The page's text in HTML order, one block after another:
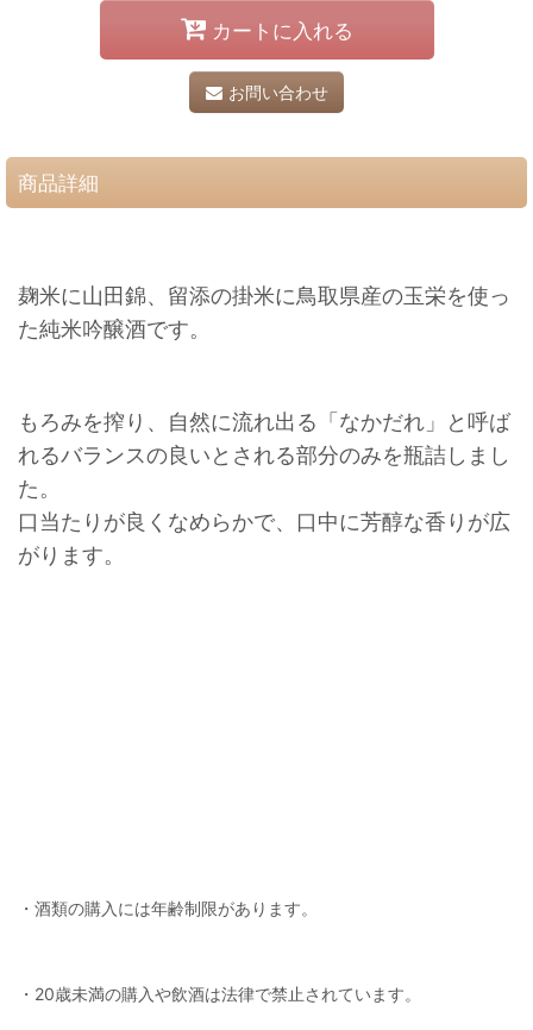
カートに入れる
お問い合わせ
商品詳細
麹米に山田錦、留添の掛米に鳥取県産の玉栄を使っ
た純米吟醸酒です。
もろみを搾り、自然に流れ出る「なかだれ」と呼ば
れるバランスの良いとされる部分のみを瓶詰しまし
た。
口当たりが良くなめらかで、口中に芳醇な香りが広
がります。
・酒類の購入には年齢制限があります。
・20歳未満の購入や飲酒は法律で禁止されています。